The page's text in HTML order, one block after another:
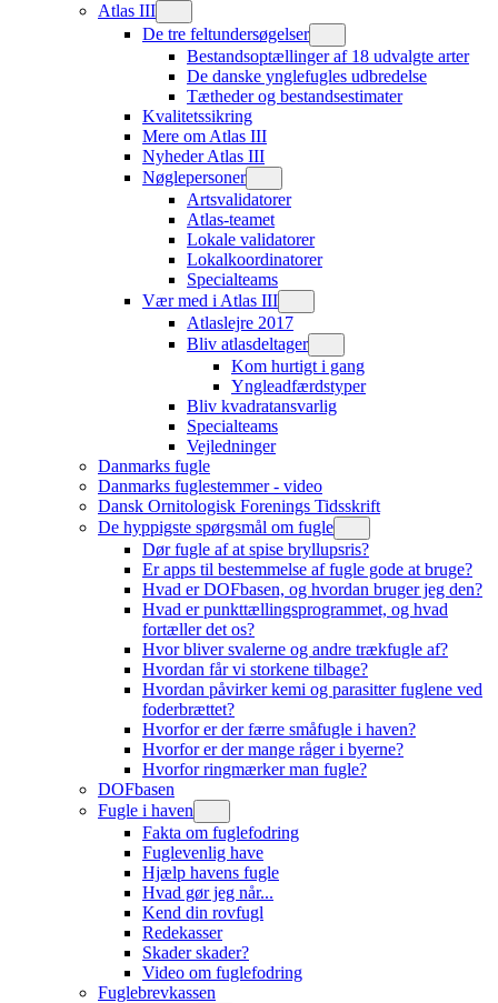
Atlas III
De tre feltundersøgelser
Bestandsoptællinger af 18 udvalgte arter
De danske ynglefugles udbredelse
Tætheder og bestandsestimater
Kvalitetssikring
Mere om Atlas III
Nyheder Atlas III
Nøglepersoner
Artsvalidatorer
Atlas-teamet
Lokale validatorer
Lokalkoordinatorer
Specialteams
Vær med i Atlas III
Atlaslejre 2017
Bliv atlasdeltager
Kom hurtigt i gang
Yngleadfærdstyper
Bliv kvadratansvarlig
Specialteams
Vejledninger
Danmarks fugle
Danmarks fuglestemmer - video
Dansk Ornitologisk Forenings Tidsskrift
De hyppigste spørgsmål om fugle
Dør fugle af at spise bryllupsris?
Er apps til bestemmelse af fugle gode at bruge?
Hvad er DOFbasen, og hvordan bruger jeg den?
Hvad er punkttællingsprogrammet, og hvad
fortæller det os?
Hvor bliver svalerne og andre trækfugle af?
Hvordan får vi storkene tilbage?
Hvordan påvirker kemi og parasitter fuglene ved
foderbrættet?
Hvorfor er der færre småfugle i haven?
Hvorfor er der mange råger i byerne?
Hvorfor ringmærker man fugle?
DOFbasen
Fugle i haven
Fakta om fuglefodring
Fuglevenlig have
Hjælp havens fugle
Hvad gør jeg når...
Kend din rovfugl
Redekasser
Skader skader?
Video om fuglefodring
Fuglebrevkassen